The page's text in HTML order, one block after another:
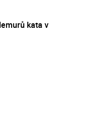
kata v